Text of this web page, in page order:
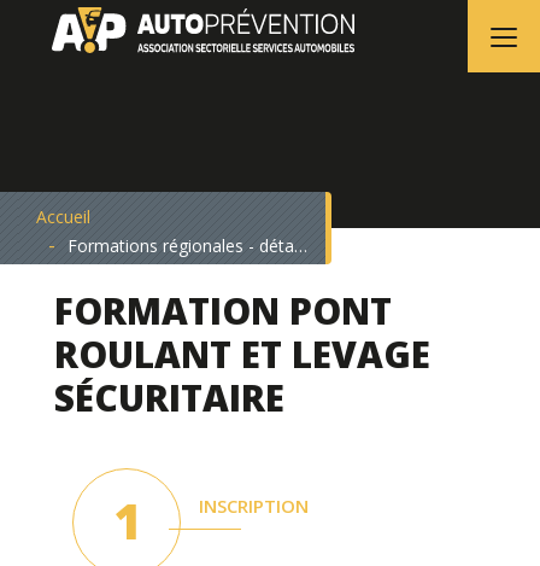
Accueil
Formations régionales - détails
FORMATION PONT
ROULANT ET LEVAGE
SÉCURITAIRE
INSCRIPTION